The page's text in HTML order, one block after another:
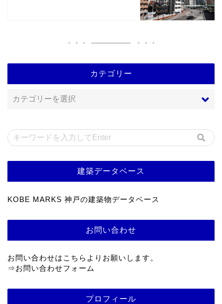
カテゴリー
建築データベース
KOBE MARKS 神戸の建築物データベース
お問い合わせ
お問い合わせはこちらよりお願いします。
⇒お問い合わせフォーム
プロフィール